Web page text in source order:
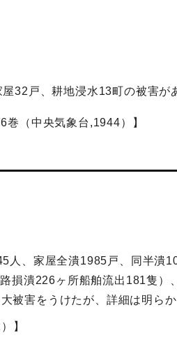
32戸、耕地浸水13町の被害が
巻（中央気象台,1944）】
人、家屋全潰1985戸、同半
損潰226ヶ所船舶流出181隻）
被害をうけたが、詳細は明らか
】